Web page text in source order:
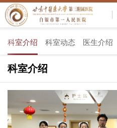
科室介绍 科室动态 医生介绍
科室介绍